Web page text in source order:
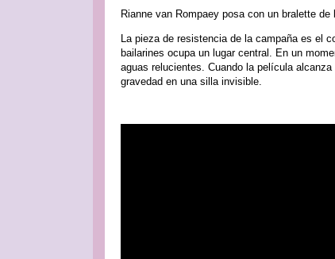
Rianne van Rompaey posa con un bralette
La pieza de resistencia de la campaña es el
bailarines ocupa un lugar central. En un
aguas relucientes. Cuando la película
gravedad en una silla invisible.